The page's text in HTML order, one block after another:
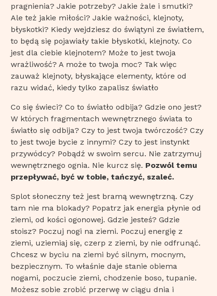
pragnienia? Jakie potrzeby? Jakie żale i smutki?
Ale też jakie miłości? Jakie ważności, klejnoty,
błyskotki? Kiedy wejdziesz do świątyni ze światłem,
to będą się pojawiały takie błyskotki, klejnoty. Co
jest dla ciebie klejnotem? Może to jest twoja
wrażliwość? A może to twoja moc? Tak więc
zauważ klejnoty, błyskające elementy, które od
razu widać, kiedy tylko zapalisz światło
Co się świeci? Co to światło odbija? Gdzie ono jest?
W których fragmentach wewnętrznego świata to
światło się odbija? Czy to jest twoja twórczość? Czy
to jest twoje bycie z innymi? Czy to jest instynkt
przywódcy? Pobądź w swoim sercu. Nie zatrzymuj
wewnętrznego ognia. Nie kurcz się. Pozwól temu
przepływać, być w tobie, tańczyć, szaleć.
Splot słoneczny też jest bramą wewnętrzną. Czy
tam nie ma blokady? Popatrz jak energia płynie od
ziemi, od kości ogonowej. Gdzie jesteś? Gdzie
stoisz? Poczuj nogi na ziemi. Poczuj energię z
ziemi, uziemiaj się, czerp z ziemi, by nie odfrunąć.
Chcesz w byciu na ziemi być silnym, mocnym,
bezpiecznym. To właśnie daje stanie obiema
nogami, poczucie ziemi, chodzenie boso, tupanie.
Możesz sobie zrobić przerwę w ciągu dnia i